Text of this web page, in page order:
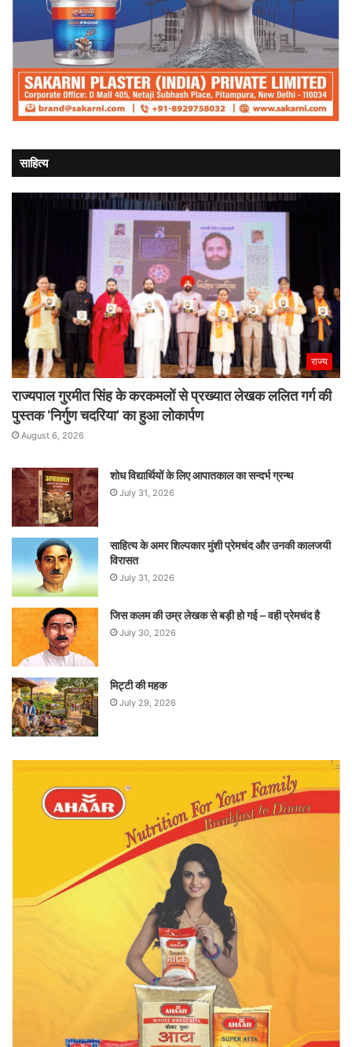
साहित्य
राज्य
राज्यपाल गुरमीत सिंह के करकमलों से प्रख्यात लेखक ललित गर्ग की
पुस्तक ‘निर्गुण चदरिया’ का हुआ लोकार्पण
August 6, 2026
शोध विद्यार्थियों के लिए आपातकाल का सन्दर्भ ग्रन्थ
July 31, 2026
साहित्य के अमर शिल्पकार मुंशी प्रेमचंद और उनकी कालजयी
विरासत
July 31, 2026
जिस कलम की उम्र लेखक से बड़ी हो गई – वही प्रेमचंद है
July 30, 2026
मिट्टी की महक
July 29, 2026